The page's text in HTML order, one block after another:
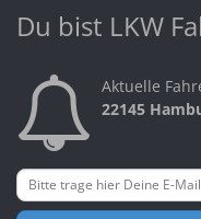
Du bist LKW
Aktuelle
22145